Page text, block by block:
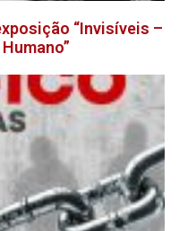
“Invisíveis –